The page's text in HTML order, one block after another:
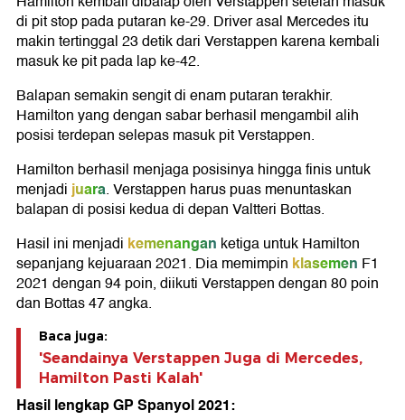
di pit stop pada putaran ke-29. Driver asal Mercedes itu
makin tertinggal 23 detik dari Verstappen karena kembali
masuk ke pit pada lap ke-42.
Balapan semakin sengit di enam putaran terakhir.
Hamilton yang dengan sabar berhasil mengambil alih
posisi terdepan selepas masuk pit Verstappen.
Hamilton berhasil menjaga posisinya hingga finis untuk
menjadijuara. Verstappen harus puas menuntaskan
balapan di posisi kedua di depan Valtteri Bottas.
Hasil ini menjadi kemenangan ketiga untuk Hamilton
sepanjang kejuaraan 2021. Dia memimpin klasemen F1
2021 dengan 94 poin, diikuti Verstappen dengan 80 poin
dan Bottas 47 angka.
Baca juga:
'Seandainya Verstappen Juga di Mercedes,
Hamilton Pasti Kalah'
Hasil lengkap GP Spanyol 2021: